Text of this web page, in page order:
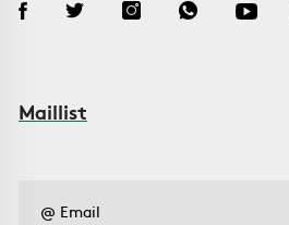
Maillist